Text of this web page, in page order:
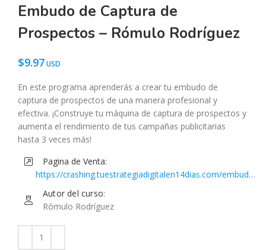
Embudo de Captura de
Prospectos – Rómulo Rodríguez
$9.97
En este programa aprenderás a crear tu embudo de
captura de prospectos de una manera profesional y
efectiva. ¡Construye tu máquina de captura de prospectos y
aumenta el rendimiento de tus campañas publicitarias
hasta 3 veces más!
Pagina de Venta:
https://crashing.tuestrategiadigitalen14dias.com/embudo-
captura-de-prospectos
Autor del curso:
Rómulo Rodríguez